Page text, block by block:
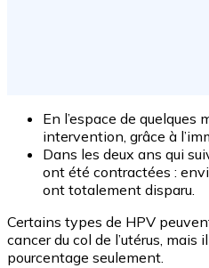
En l’espace de quelques
intervention, grâce à
Dans les deux ans qui
ont été contractées :
ont totalement disparu.
Certains types de HPV
cancer du col de l’utérus, mais
pourcentage seulement.